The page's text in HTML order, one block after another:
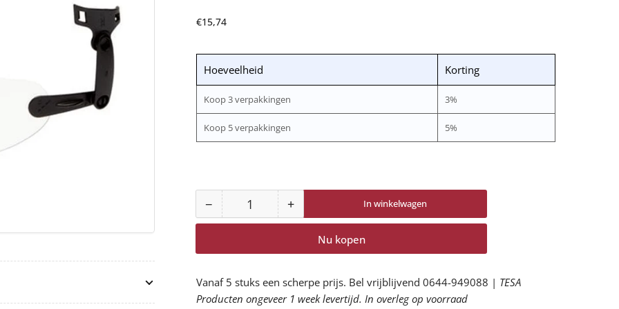
Normale
€15,74
Hoeveelheid Korting
Koop 3 verpakkingen 3%
Koop 5 verpakkingen 5%
−Aantal
voor
helder,
V9C
Aantal +Aantal
voor
Geïntegreerde
helder,
V9C
In winkelwagen
Nu kopen
Vanaf 5 stuks een scherpe prijs. Bel vrijblijvend 0644-949088 | TESA
Producten ongeveer 1 week levertijd. In overleg op voorraad